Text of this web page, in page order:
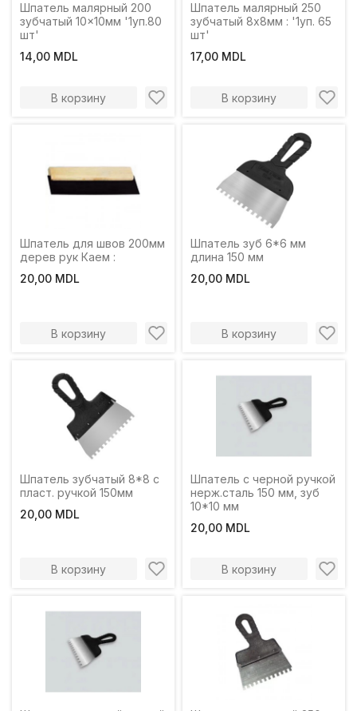
Шпатель малярный 200
зубчатый 10x10мм '1уп.80
шт'
14,00 MDL
В корзину
Шпатель малярный 250
зубчатый 8х8мм : '1уп. 65
шт'
17,00 MDL
В корзину
Шпатель для швов 200мм
дерев рук Каем :
20,00 MDL
В корзину
Шпатель зуб 6*6 мм
длина 150 мм
20,00 MDL
В корзину
Шпатель зубчатый 8*8 с
пласт. ручкой 150мм
20,00 MDL
В корзину
Шпатель с черной ручкой
нерж.сталь 150 мм, зуб
10*10 мм
20,00 MDL
В корзину